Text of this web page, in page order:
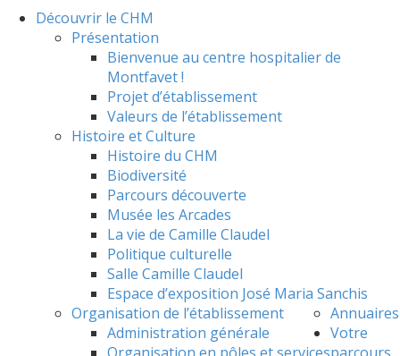
Découvrir le CHM
Présentation
Bienvenue au centre hospitalier de
Montfavet !
Projet d’établissement
Valeurs de l’établissement
Histoire et Culture
Histoire du CHM
Biodiversité
Parcours découverte
Musée les Arcades
La vie de Camille Claudel
Politique culturelle
Salle Camille Claudel
Espace d’exposition José Maria Sanchis
Organisation de l’établissement
Administration générale
Organisation en pôles et services
Annuaires
Votre
parcours